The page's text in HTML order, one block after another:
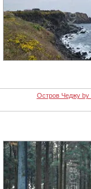
Остров Чеджу by